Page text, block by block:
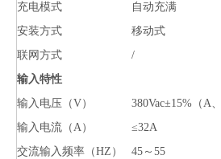
充电模式
自动充满
安装方式
移动式
联网方式
/
输入特性
输入电压（V）
380Vac±15%（A
输入电流（A）
≤32A
交流输入频率（HZ）
45～55